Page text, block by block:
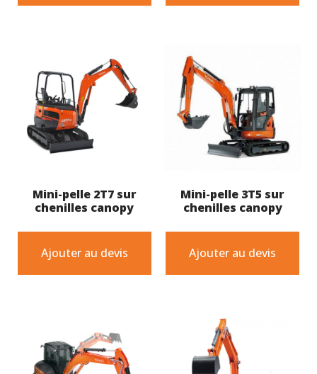
Mini-pelle 2T7 sur
chenilles canopy
Ajouter au devis
Mini-pelle 3T5 sur
chenilles canopy
Ajouter au devis